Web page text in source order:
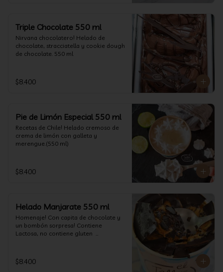
Triple Chocolate 550 ml
Nirvana chocolatero! Helado de
chocolate, stracciatella y cookie dough
de chocolate. 550 ml
$8.400
Pie de Limón Especial 550 ml
Recetas de Chile! Helado cremoso de
crema de limón con galleta y
merengue.(550 ml)
$8.400
Helado Manjarate 550 ml
Homenaje! Con capita de chocolate y
un bombón sorpresa! Contiene
Lactosa, no contiene gluten
$8.400